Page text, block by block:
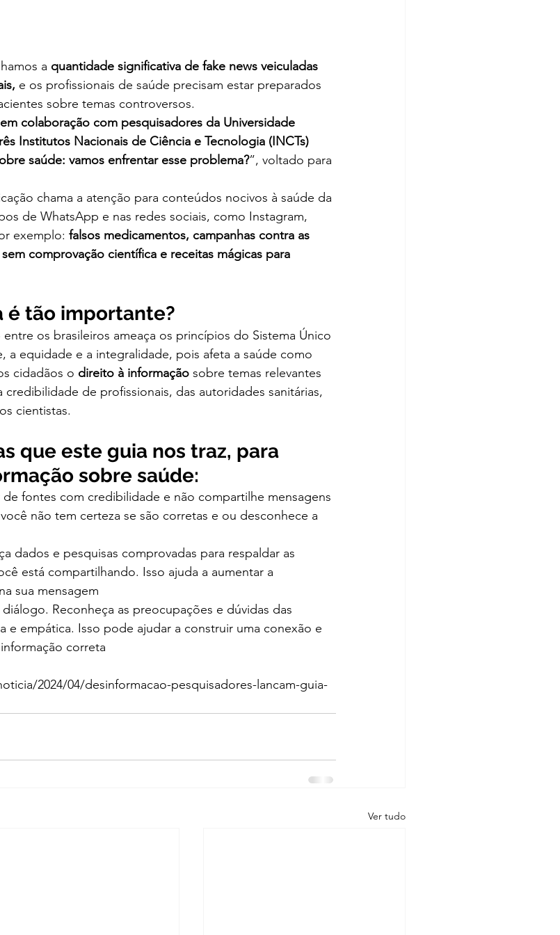
a
quantidade significativa de fake news veiculadas
e os profissionais de saúde precisam estar preparados
sobre temas controversos.
colaboração com pesquisadores da Universidade
Institutos Nacionais de Ciência e Tecnologia (INCTs)
saúde: vamos enfrentar esse problema?”, voltado para
de WhatsApp e nas redes sociais, como Instagram,
exemplo: falsos medicamentos, campanhas contra as
comprovação científica e receitas mágicas para
é tão importante?
os brasileiros ameaça os princípios do Sistema Único
a equidade e a integralidade, pois afeta a saúde como
cidadãos o direito à informação sobre temas relevantes
credibilidade de profissionais, das autoridades sanitárias,
cientistas.
que este guia nos traz, para
sobre saúde:
fontes com credibilidade e não compartilhe mensagens
não tem certeza se são corretas e ou desconhece a
dados e pesquisas comprovadas para respaldar as
está compartilhando. Isso ajuda a aumentar a
sua mensagem
Reconheça as preocupações e dúvidas das
e empática. Isso pode ajudar a construir uma conexão e
correta
2024/04/desinformacao-pesquisadores-lancam-guia-
Ver tudo